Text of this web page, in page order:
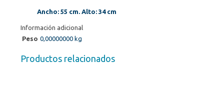
Ancho: 55 cm. Alto: 34 cm
Información adicional
Peso 0,00000000 kg
Productos relacionados